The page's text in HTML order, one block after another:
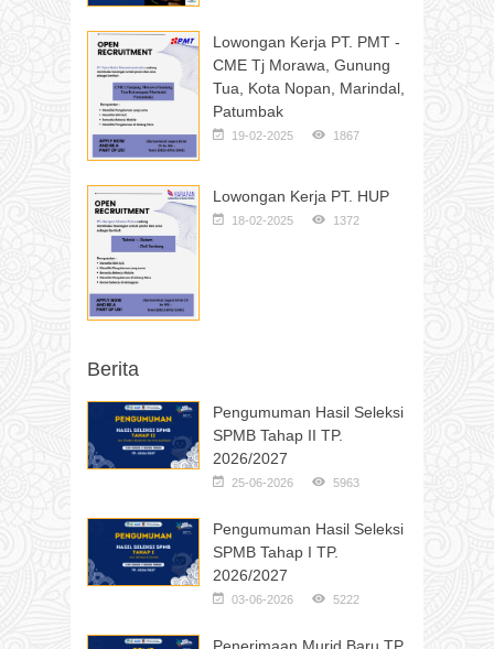
Lowongan Kerja PT. PMT -
CME Tj Morawa, Gunung
Tua, Kota Nopan, Marindal,
Patumbak
19-02-2025 1867
Lowongan Kerja PT. HUP
18-02-2025 1372
Berita
Pengumuman Hasil Seleksi
SPMB Tahap II TP.
2026/2027
25-06-2026 5963
Pengumuman Hasil Seleksi
SPMB Tahap I TP.
2026/2027
03-06-2026 5222